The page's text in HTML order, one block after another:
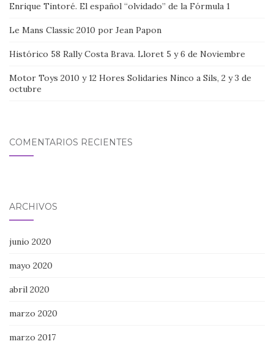
Enrique Tintoré. El español “olvidado” de la Fórmula 1
Le Mans Classic 2010 por Jean Papon
Histórico 58 Rally Costa Brava. Lloret 5 y 6 de Noviembre
Motor Toys 2010 y 12 Hores Solidaries Ninco a Sils, 2 y 3 de
octubre
COMENTARIOS RECIENTES
ARCHIVOS
junio 2020
mayo 2020
abril 2020
marzo 2020
marzo 2017